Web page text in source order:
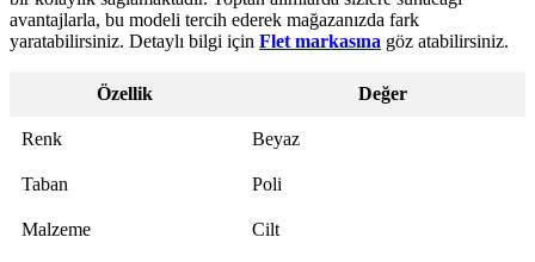
avantajlarla, bu modeli tercih ederek mağazanızda fark
yaratabilirsiniz. Detaylı bilgi için Flet markasına göz atabilirsiniz.
Özellik Değer
Renk Beyaz
Taban Poli
Malzeme Cilt